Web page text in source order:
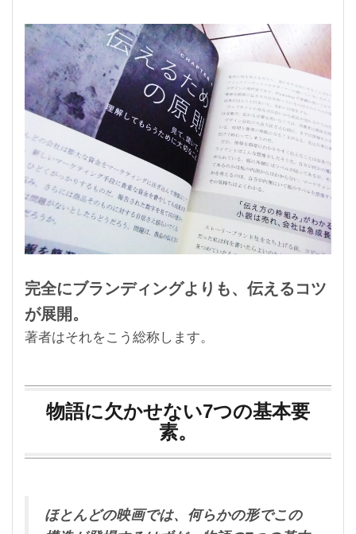
完全にブランディングよりも、伝えるコツ
が展開。
著者はそれをこう総称します。
物語に欠かせない7つの基本要
素。
ほとんどの映画では、何らかの形でこの